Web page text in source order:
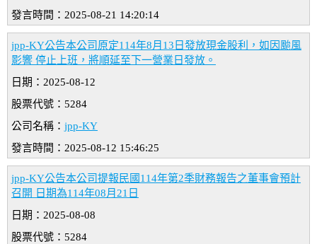
發言時間：2025-08-21 14:20:14
jpp-KY公告本公司原定114年8月13日發放現金股利，如因颱風
影響 停止上班，將順延至下一營業日發放。
日期：2025-08-12
股票代號：5284
公司名稱： jpp-KY
發言時間：2025-08-12 15:46:25
jpp-KY公告本公司提報民國114年第2季財務報告之董事會預計
召開 日期為114年08月21日
日期：2025-08-08
股票代號：5284